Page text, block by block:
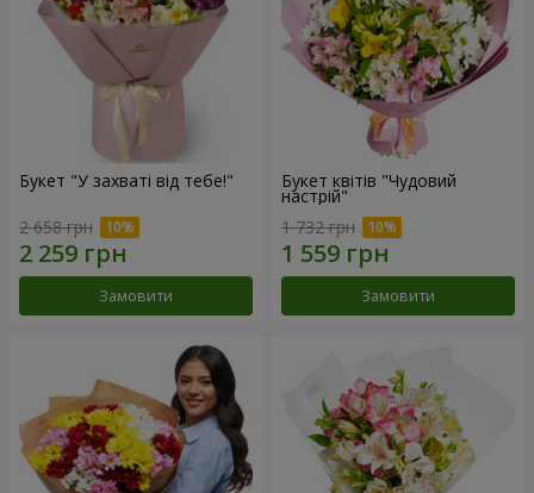
Букет "У захваті від тебе!"
2 658 грн
Замовити
Букет квітів "Чудовий
настрій"
1 732 грн
Замовити